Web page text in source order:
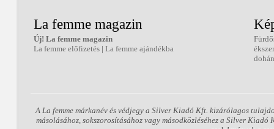
La femme magazin
Új! La femme magazin
La femme előfizetés | La femme ajándékba
A La femme márkanév és védjegy a Silver Kiadó Kft. kizárólagos
másolásához, sokszorosításához vagy másodközléséhez a Silver